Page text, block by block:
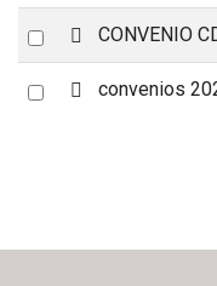
Select
an
item
pCONVENIO
Select
Cconvenios